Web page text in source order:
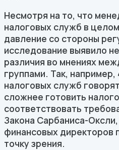
Несмотря на то, что
налоговых служб в
давление со стороны
исследование выявило
различия во мнениях
группами. Так,
налоговых служб
сложнее готовить
соответствовать
Закона Сарбаниса-
финансовых
точку зрения.